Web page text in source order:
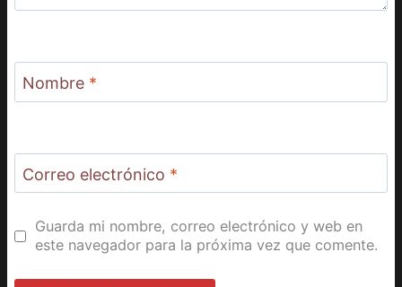
Nombre *
Correo electrónico *
Guarda mi nombre, correo electrónico y web en
este navegador para la próxima vez que comente.